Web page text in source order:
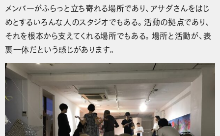
メンバーがふらっと立ち寄れる場所であり、アサダさんをはじ
めとするいろんな人のスタジオでもある。活動の拠点であり、
それを根本から支えてくれる場所でもある。場所と活動が、表
裏一体だという感じがあります。